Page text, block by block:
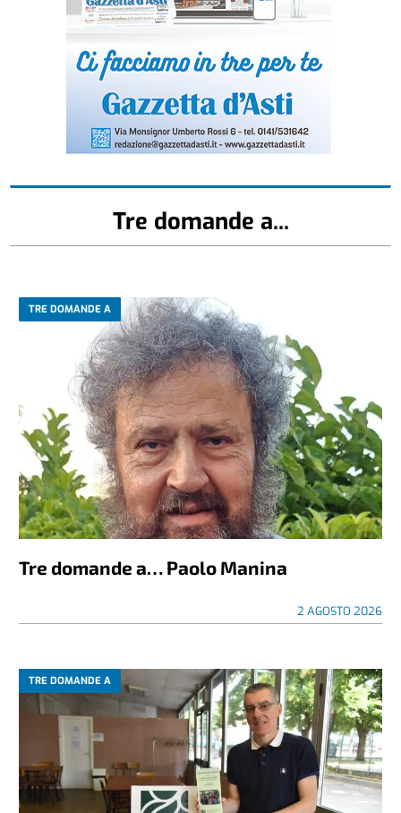
Tre domande a...
TRE DOMANDE A
Tre domande a… Paolo Manina
2 AGOSTO 2026
TRE DOMANDE A